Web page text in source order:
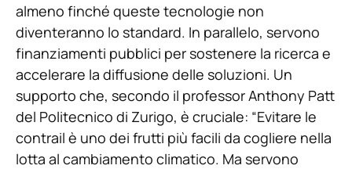
almeno finché queste tecnologie non
diventeranno lo standard. In parallelo, servono
finanziamenti pubblici per sostenere la ricerca e
accelerare la diffusione delle soluzioni. Un
supporto che, secondo il professor Anthony Patt
del Politecnico di Zurigo, è cruciale: “Evitare le
contrail è uno dei frutti più facili da cogliere nella
lotta al cambiamento climatico. Ma servono